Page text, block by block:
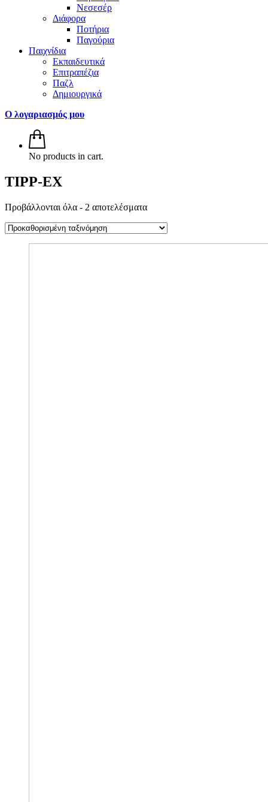
Νεσεσέρ
Διάφορα
Ποτήρια
Παγούρια
Παιχνίδια
Εκπαιδευτικά
Επιτραπέζια
Παζλ
Δημιουργικά
Ο λογαριασμός μου
No products in cart.
TIPP-EX
Προβάλλονται όλα - 2 αποτελέσματα